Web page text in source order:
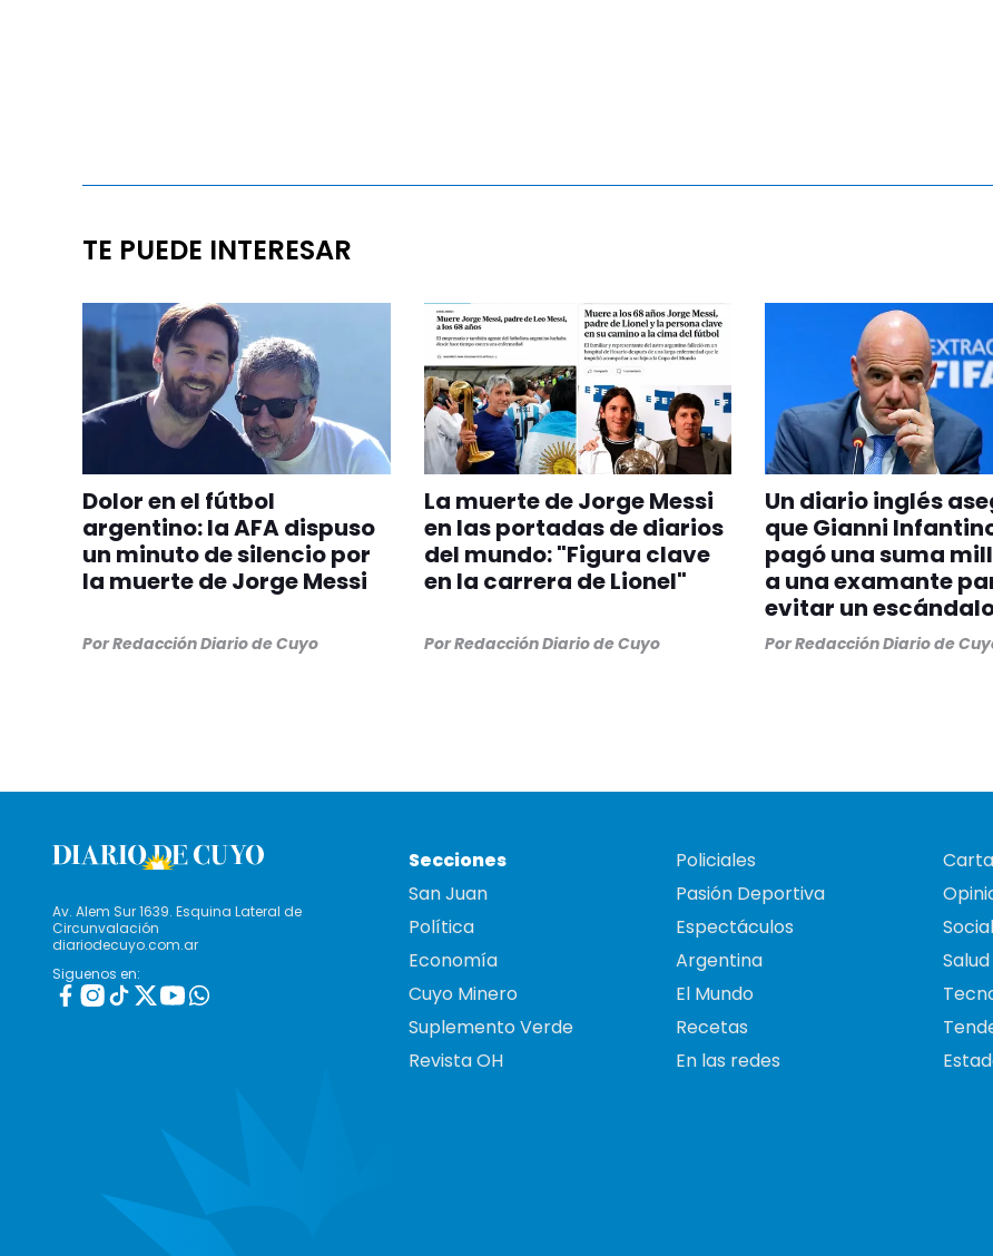
TE PUEDE INTERESAR
Dolor en el fútbol
argentino: la AFA dispuso
un minuto de silencio por
la muerte de Jorge Messi
PorRedacción Diario de Cuyo
La muerte de Jorge Messi
en las portadas de diarios
del mundo: "Figura clave
en la carrera de Lionel"
PorRedacción Diario de Cuyo
Un diario inglés
que Gianni
pagó una suma
a una examante
evitar un
PorRedacción Diario de
Av. Alem Sur 1639. Esquina Lateral de
Circunvalación
diariodecuyo.com.ar
Siguenos en:
Secciones
San Juan
Política
Economía
Cuyo Minero
Suplemento Verde
Revista OH
Policiales
Pasión Deportiva
Espectáculos
Argentina
El Mundo
Recetas
En las redes
Salud